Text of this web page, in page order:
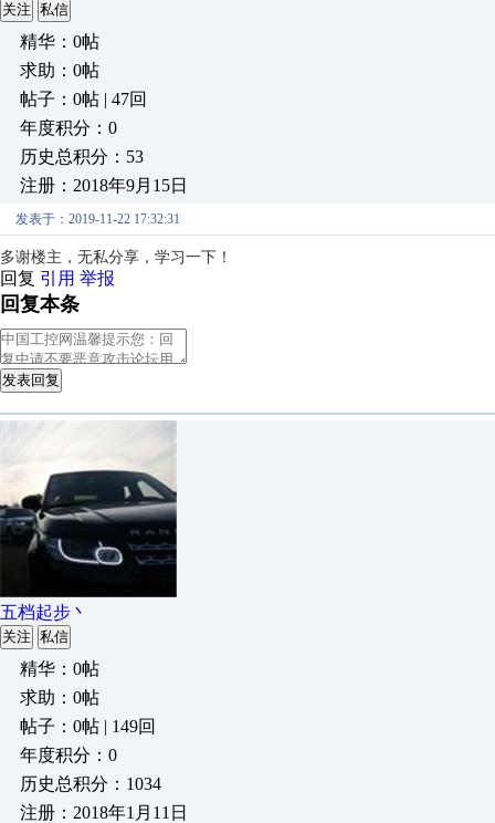
关注 私信
精华：0帖
求助：0帖
帖子：0帖 | 47回
年度积分：0
历史总积分：53
注册：2018年9月15日
发表于：2019-11-22 17:32:31
多谢楼主，无私分享，学习一下！
回复 引用 举报
回复本条
发表回复
五档起步丶
关注 私信
精华：0帖
求助：0帖
帖子：0帖 | 149回
年度积分：0
历史总积分：1034
注册：2018年1月11日